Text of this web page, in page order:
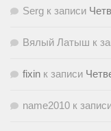
Serg к записи
Вялый Латыш к
fixin к записи
name2010 к